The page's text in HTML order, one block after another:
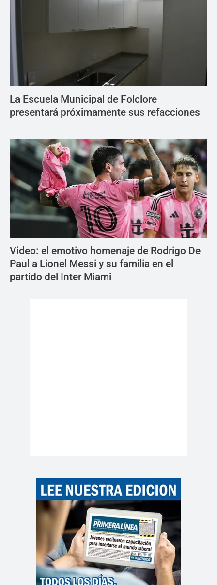
La Escuela Municipal de Folclore
presentará próximamente sus refacciones
Video: el emotivo homenaje de Rodrigo De
Paul a Lionel Messi y su familia en el
partido del Inter Miami